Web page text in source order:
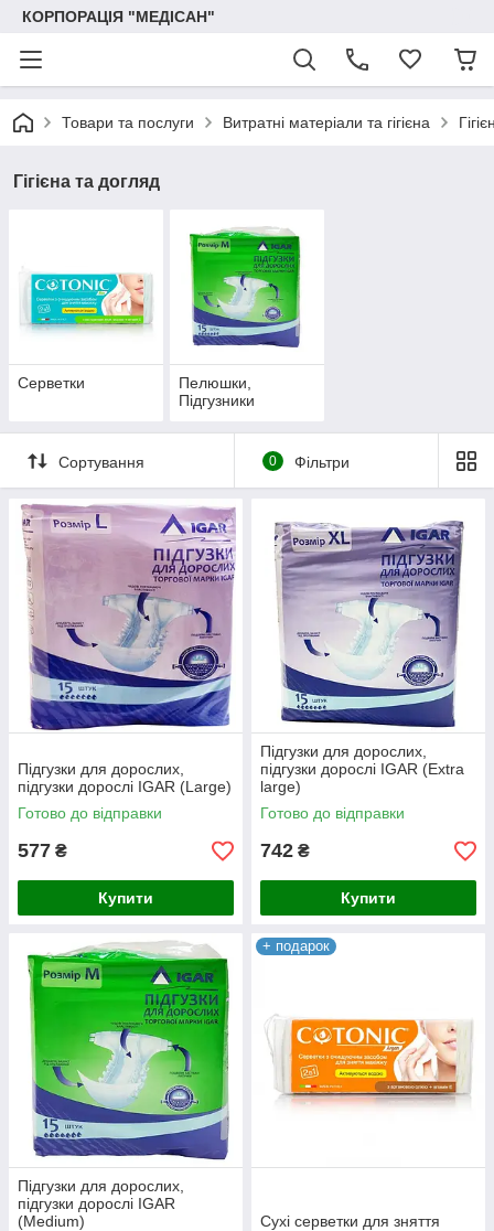
КОРПОРАЦІЯ "МЕДІСАН"
Товари та послуги Витратні матеріали та гігієна
Гігієна та догляд
Серветки
Пелюшки,
Підгузники
Сортування 0 Фільтри
Підгузки для дорослих,
підгузки дорослі IGAR (Large)
Готово до відправки
577 ₴
Купити
Підгузки для дорослих,
підгузки дорослі IGAR (Extra
large)
Готово до відправки
742 ₴
Купити
Підгузки для дорослих,
підгузки дорослі IGAR
(Medium)
+ подарок
Сухі серветки для зняття